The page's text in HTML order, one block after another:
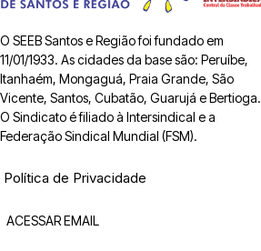
O SEEB Santos e Região foi fundado em
11/01/1933. As cidades da base são: Peruíbe,
Itanhaém, Mongaguá, Praia Grande, São
Vicente, Santos, Cubatão, Guarujá e Bertioga.
O Sindicato é filiado à Intersindical e a
Federação Sindical Mundial (FSM).
Política de Privacidade
ACESSAR EMAIL